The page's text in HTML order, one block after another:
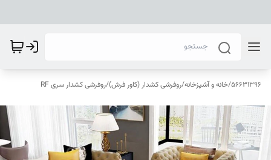
56631396
/خانه و آشپزخانه/روفرشی کشدار (کاور فرش)/روفرشی کشدار سری RF